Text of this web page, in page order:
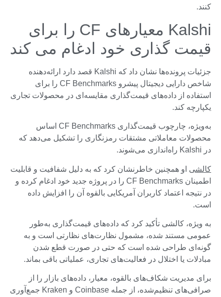
کنند.
Kalshi معیارهای CF را برای
قیمت گذاری خود ادغام می کند
جزئیات پرونده‌ها نشان داد که Kalshi قصد دارد ارائه‌دهنده
شاخص دارایی دیجیتال پیشرو CF Benchmarks را برای
استفاده از داده‌های قیمت‌گذاری مقایسه‌ای در محصولات تجاری
یکپارچه کند.
به‌ویژه، چارچوب قیمت‌گذاری CF Benchmarks اساس
محصولات معاملاتی مشتقات رمزنگاری را تشکیل می‌دهد که
در Kalshi راه‌اندازی می‌شوند.
کالشی او همچنین خاطرنشان کرد که به دلیل شفافیت و قابلیت
اطمینان CF Benchmarks را در پروژه جدید خود ادغام کرده و
در نتیجه اعتماد کاربران آمریکایی بالقوه آن را افزایش داده
است.
به ویژه، کالشی تأکید کرد که داده‌های قیمت‌گذاری به‌طور
عمومی مستند شده، مشمول نظارت‌های نظارتی است و به
گونه‌ای طراحی شده است که حتی در صورت قطع شدن
مبادلات یا اختلال در فعالیت‌های تجاری، عملیاتی باقی بماند.
برای مدیریت شکاف‌های بالقوه، معیار، داده‌های بازار را از
صرافی‌های تنظیم‌شده، از جمله Coinbase و Kraken جمع‌آوری